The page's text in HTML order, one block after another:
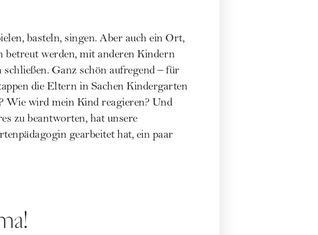
basteln, singen. Aber auch ein Ort,
betreut werden, mit anderen Kindern
Ganz schön aufregend – für
die Eltern in Sachen Kindergarten
Wie wird mein Kind reagieren? Und
zu beantworten, hat unsere
gearbeitet hat, ein paar